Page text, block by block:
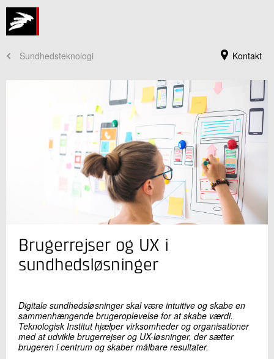
Kontakt
Sundhedsteknologi
Jeg er din kontaktperson
Michael Anker Guldager
Seniorkonsulent
Innovation og Digital transformation
LinkedIn
Skriv til mig
Brugerrejser og UX i
sundhedsløsninger
Digitale sundhedsløsninger skal være intuitive og skabe en
sammenhængende brugeroplevelse for at skabe værdi.
Teknologisk Institut hjælper virksomheder og organisationer
med at udvikle brugerrejser og UX-løsninger, der sætter
brugeren i centrum og skaber målbare resultater.